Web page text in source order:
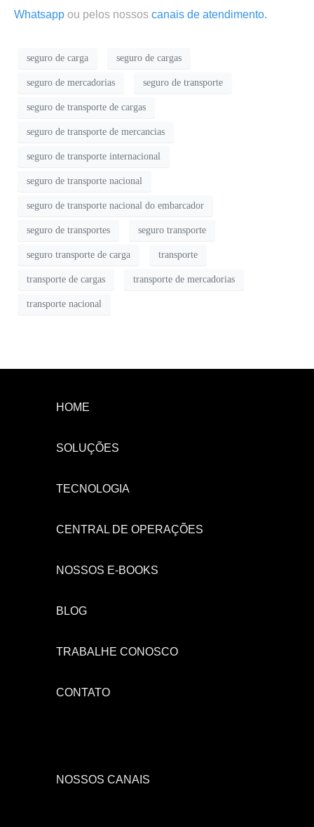
Whatsapp ou pelos nossos canais de atendimento.
seguro de carga seguro de cargas
seguro de mercadorias seguro de transporte
seguro de transporte de cargas
seguro de transporte de mercancias
seguro de transporte internacional
seguro de transporte nacional
seguro de transporte nacional do embarcador
seguro de transportes seguro transporte
seguro transporte de carga transporte
transporte de cargas transporte de mercadorias
transporte nacional
HOME
SOLUÇÕES
TECNOLOGIA
CENTRAL DE OPERAÇÕES
NOSSOS E-BOOKS
BLOG
TRABALHE CONOSCO
CONTATO
NOSSOS CANAIS